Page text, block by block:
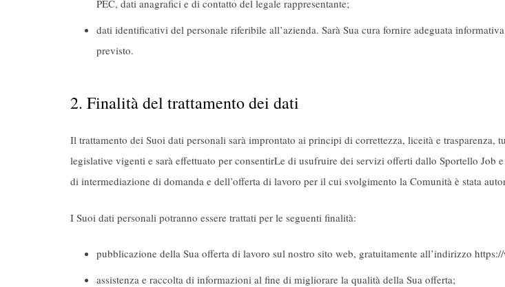
PEC, dati anagrafici e di contatto del legale rappresentante;
dati identificativi del personale riferibile all’azienda. Sarà Sua cura fornire adeguata
previsto.
2. Finalità del trattamento dei dati
Il trattamento dei Suoi dati personali sarà improntato ai principi di correttezza, liceità e
legislative vigenti e sarà effettuato per consentirLe di usufruire dei servizi offerti dallo Sportello
di intermediazione di domanda e dell’offerta di lavoro per il cui svolgimento la Comunità è stata
I Suoi dati personali potranno essere trattati per le seguenti finalità:
pubblicazione della Sua offerta di lavoro sul nostro sito web, gratuitamente all’indirizzo
assistenza e raccolta di informazioni al fine di migliorare la qualità della Sua offerta;